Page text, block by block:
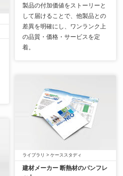
製品の付加価値をストーリーと
して届けることで、他製品との
差異を明確にし、ワンランク上
の品質・価格・サービスを定
着。
ライブラリ > ケーススタディ
建材メーカー 断熱材のパンフレ